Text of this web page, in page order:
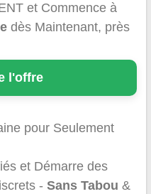
et Commence à
dès Maintenant, près
l'offre
pour Seulement
et Démarre des
- Sans Tabou &